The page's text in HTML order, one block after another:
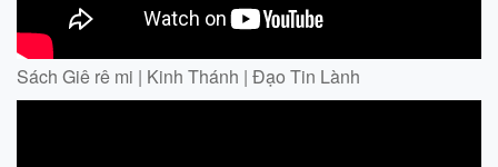
Sách Giê rê mi | Kinh Thánh | Đạo Tin Lành